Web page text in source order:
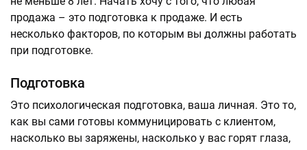
продажа – это подготовка к продаже. И есть
несколько факторов, по которым вы должны работать
при подготовке.
Подготовка
Это психологическая подготовка, ваша личная. Это то,
как вы сами готовы коммуницировать с клиентом,
насколько вы заряжены, насколько у вас горят глаза,